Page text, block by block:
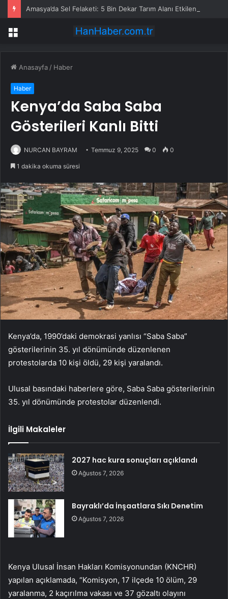
Amasya’da Sel Felaketi: 5 Bin Dekar Tarım Alanı Etkilendi
Menü
Anasayfa / Haber
Haber
Kenya’da Saba Saba
Gösterileri Kanlı Bitti
NURCAN BAYRAM Temmuz 9, 2025 0 0
1 dakika okuma süresi
Kenya’da, 1990’daki demokrasi yanlısı “Saba Saba”
gösterilerinin 35. yıl dönümünde düzenlenen
protestolarda 10 kişi öldü, 29 kişi yaralandı.
Ulusal basındaki haberlere göre, Saba Saba gösterilerinin
35. yıl dönümünde protestolar düzenlendi.
İlgili Makaleler
2027 hac kura sonuçları açıklandı
Ağustos 7, 2026
Bayraklı’da İnşaatlara Sıkı Denetim
Ağustos 7, 2026
Kenya Ulusal İnsan Hakları Komisyonundan (KNCHR)
yapılan açıklamada, “Komisyon, 17 ilçede 10 ölüm, 29
yaralanma, 2 kaçırılma vakası ve 37 gözaltı olayını